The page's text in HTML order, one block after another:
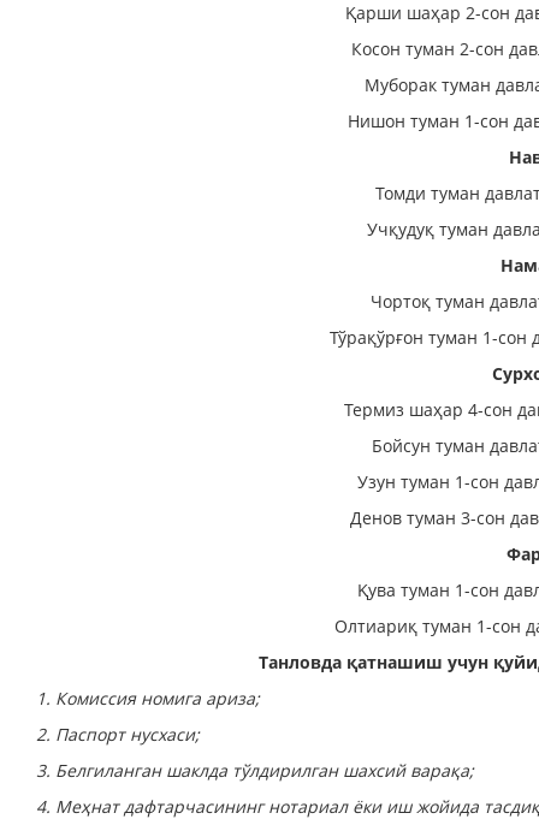
Қарши шаҳар 2-сон
Косон туман 2-сон
Муборак туман
Нишон туман 1-сон
Томди туман
Учқудуқ туман
Чортоқ туман
Тўрақўрғон туман 1-
Термиз шаҳар 4-сон
Бойсун туман
Узун туман 1-сон
Денов туман 3-сон
Қува туман 1-сон
Олтиариқ туман 1-сон
Танловда қатнашиш учун
1. Комиссия номига ариза;
2. Паспорт нусхаси;
3. Белгиланган шаклда тўлдирилган шахсий варақа;
4. Меҳнат дафтарчасининг нотариал ёки иш жойида